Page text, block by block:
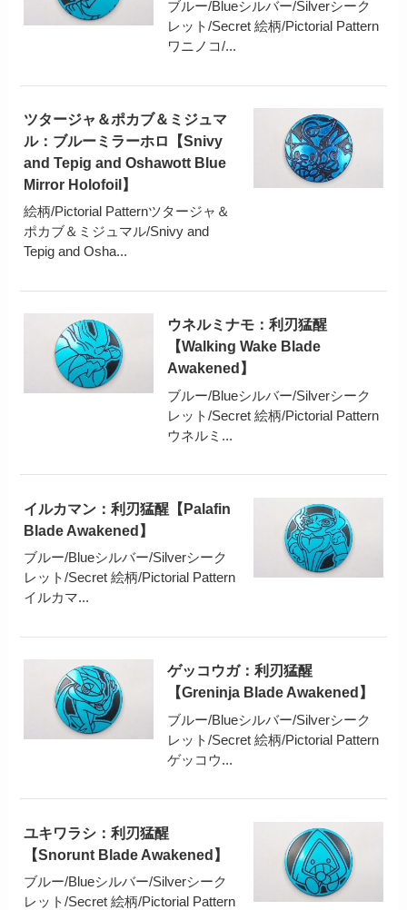
ブルー/Blueシルバー/Silverシーク
レット/Secret 絵柄/Pictorial Pattern
ワニノコ/...
ツタージャ＆ポカブ＆ミジュマ
ル：ブルーミラーホロ【Snivy
and Tepig and Oshawott Blue
Mirror Holofoil】
絵柄/Pictorial Patternツタージャ＆
ポカブ＆ミジュマル/Snivy and
Tepig and Osha...
ウネルミナモ：利刃猛醒
【Walking Wake Blade
Awakened】
ブルー/Blueシルバー/Silverシーク
レット/Secret 絵柄/Pictorial Pattern
ウネルミ...
イルカマン：利刃猛醒【Palafin
Blade Awakened】
ブルー/Blueシルバー/Silverシーク
レット/Secret 絵柄/Pictorial Pattern
イルカマ...
ゲッコウガ：利刃猛醒
【Greninja Blade Awakened】
ブルー/Blueシルバー/Silverシーク
レット/Secret 絵柄/Pictorial Pattern
ゲッコウ...
ユキワラシ：利刃猛醒
【Snorunt Blade Awakened】
ブルー/Blueシルバー/Silverシーク
レット/Secret 絵柄/Pictorial Pattern